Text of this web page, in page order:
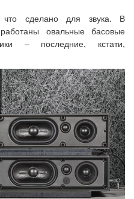
что сделано для звука. В
овальные басовые
– последние, кстати,